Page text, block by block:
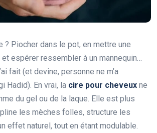
? Piocher dans le pot, en mettre une
espérer ressembler à un mannequin…
fait (et devine, personne ne m’a
Hadid). En vrai, la cire pour cheveux ne
du gel ou de la laque. Elle est plus
les mèches folles, structure les
effet naturel, tout en étant modulable.